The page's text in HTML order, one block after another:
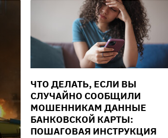
ЧТО ДЕЛАТЬ, ЕСЛИ ВЫ
СЛУЧАЙНО СООБЩИЛИ
МОШЕННИКАМ ДАННЫЕ
БАНКОВСКОЙ КАРТЫ:
ПОШАГОВАЯ ИНСТРУКЦИЯ